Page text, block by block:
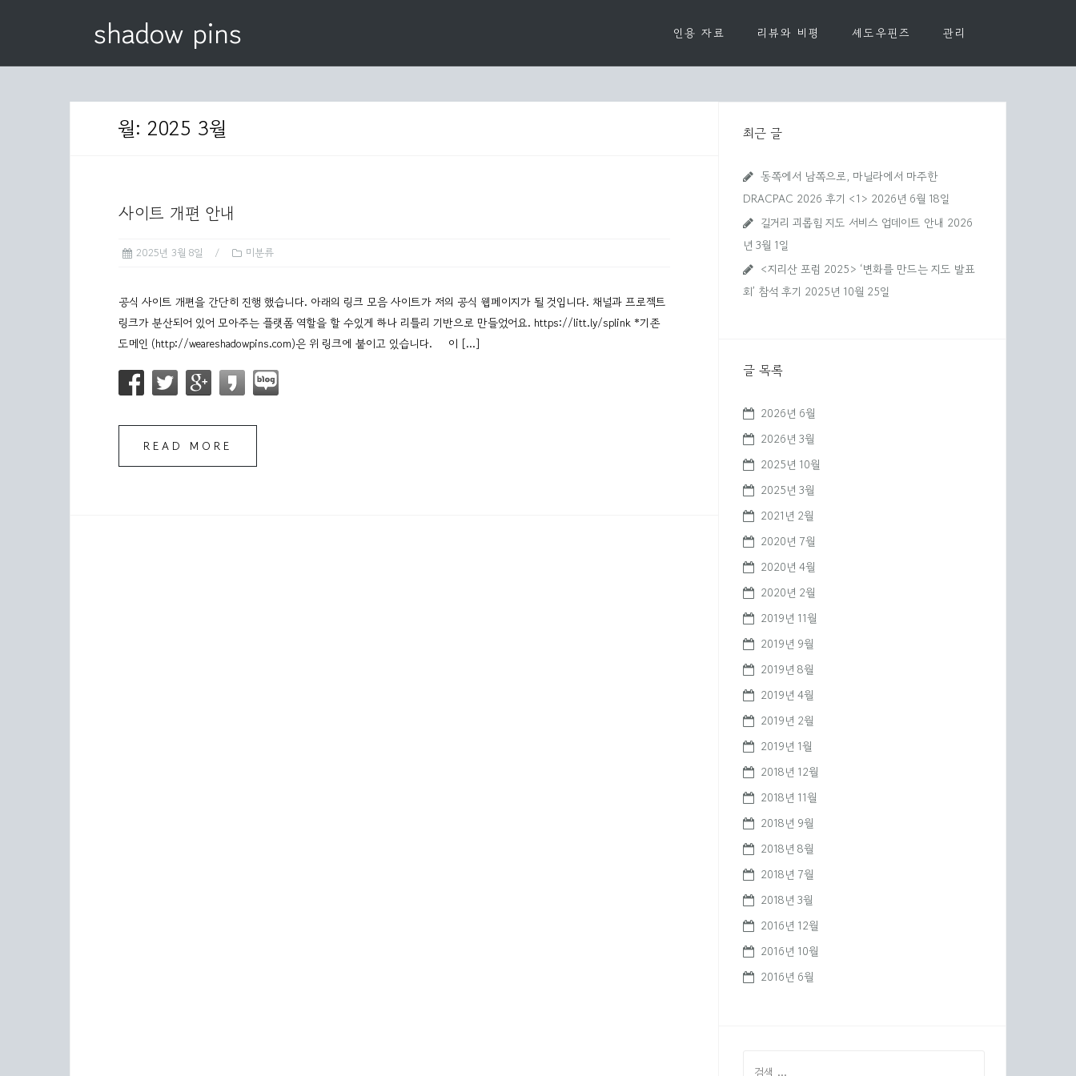
shadow pins 인용 자료 리뷰와 비평 셰도우핀즈 관리
월: 2025 3월
사이트 개편 안내
2025년 3월 8일 미분류
공식 사이트 개편을 간단히 진행 했습니다. 아래의 링크 모음 사이트가 저의 공식 웹페이지가 될 것입니다. 채널과 프로젝트
링크가 분산되어 있어 모아주는 플랫폼 역할을 할 수있게 하나 리틀리 기반으로 만들었어요. https://litt.ly/splink *기존
도메인 (http://weareshadowpins.com)은 위 링크에 붙이고 있습니다. 이 […]
READ MORE
최근 글
동쪽에서 남쪽으로, 마닐라에서 마주한
DRACPAC 2026 후기 <1> 2026년 6월 18일
길거리 괴롭힘 지도 서비스 업데이트 안내 2026
년 3월 1일
<지리산 포럼 2025> ‘변화를 만드는 지도 발표
회’ 참석 후기 2025년 10월 25일
글 목록
2026년 6월
2026년 3월
2025년 10월
2025년 3월
2021년 2월
2020년 7월
2020년 4월
2020년 2월
2019년 11월
2019년 9월
2019년 8월
2019년 4월
2019년 2월
2019년 1월
2018년 12월
2018년 11월
2018년 9월
2018년 8월
2018년 7월
2018년 3월
2016년 12월
2016년 10월
2016년 6월